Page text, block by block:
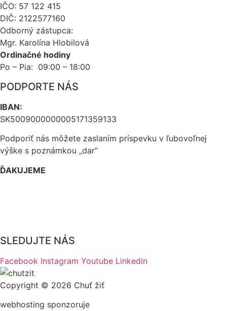
IČO: 57 122 415
DIČ: 2122577160
Odborný zástupca:
Mgr. Karolína Hlobilová
Ordinačné hodiny
Po – Pia: 09:00 – 18:00
PODPORTE NÁS
IBAN:
SK5009000000005171359133
Podporiť nás môžete zaslaním príspevku v ľubovoľnej
výške s poznámkou „dar“
ĎAKUJEME
SLEDUJTE NÁS
Facebook Instagram Youtube Linkedin
Copyright © 2026 Chuť žiť
webhosting sponzoruje